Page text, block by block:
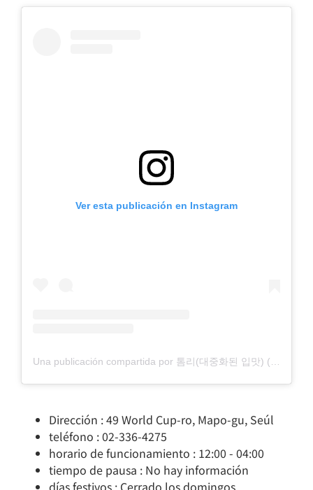
Ver esta publicación en Instagram
Dirección : 49 World Cup-ro, Mapo-gu, Seúl
teléfono : 02-336-4275
horario de funcionamiento : 12:00 - 04:00
tiempo de pausa : No hay información
días festivos : Cerrado los domingos